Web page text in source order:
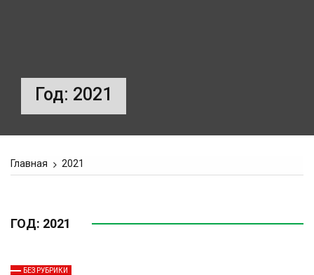
Год: 2021
Главная 2021
ГОД: 2021
БЕЗ РУБРИКИ